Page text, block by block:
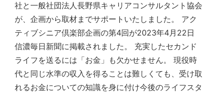
社と一般社団法人長野県キャリアコンサルタント協会
が、企画から取材までサポートいたしました。 アク
ティブシニア倶楽部企画の第4回が2023年4月22日
信濃毎日新聞に掲載されました。 充実したセカンド
ライフを送るには「お金」も欠かせません。 現役時
代と同じ水準の収入を得ることは難しくても、受け取
れるお金についての知識を身に付け今後のライフスタ